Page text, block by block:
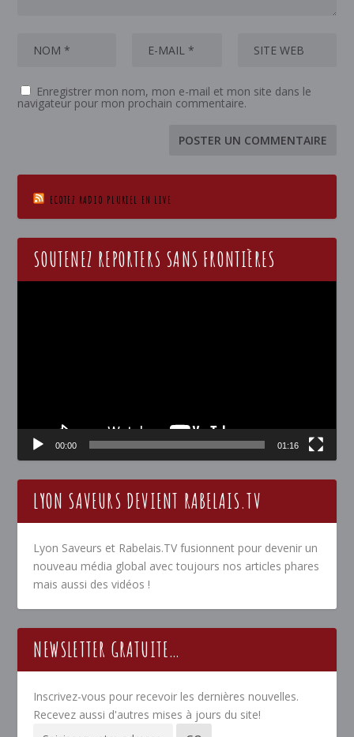
Enregistrer mon nom, mon e-mail et mon site dans le
navigateur pour mon prochain commentaire.
ECOTEZ RADIO PLURIEL EN LIVE
SOUTENEZ REPORTERS SANS FRONTIÈRES
00:00 01:16
LYON SAVEURS DEVIENT RABELAIS.TV
Lyon Saveurs et Rabelais.TV fusionnent pour devenir un
nouveau média global avec toujours nos articles phares
mais aussi des vidéos !
NEWSLETTER GRATUITE…
Inscrivez-vous pour recevoir les dernières nouvelles.
Recevez aussi d'autres mises à jours du site!